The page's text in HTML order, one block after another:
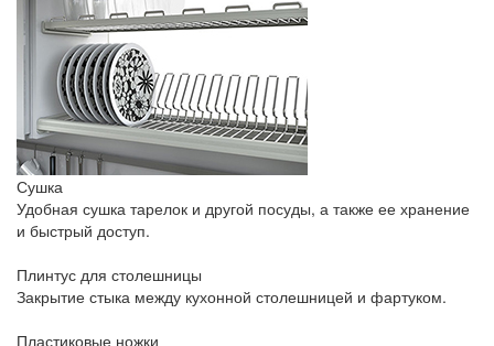
Сушка
Удобная сушка тарелок и другой посуды, а также ее хранение
и быстрый доступ.
Плинтус для столешницы
Закрытие стыка между кухонной столешницей и фартуком.
Пластиковые ножки